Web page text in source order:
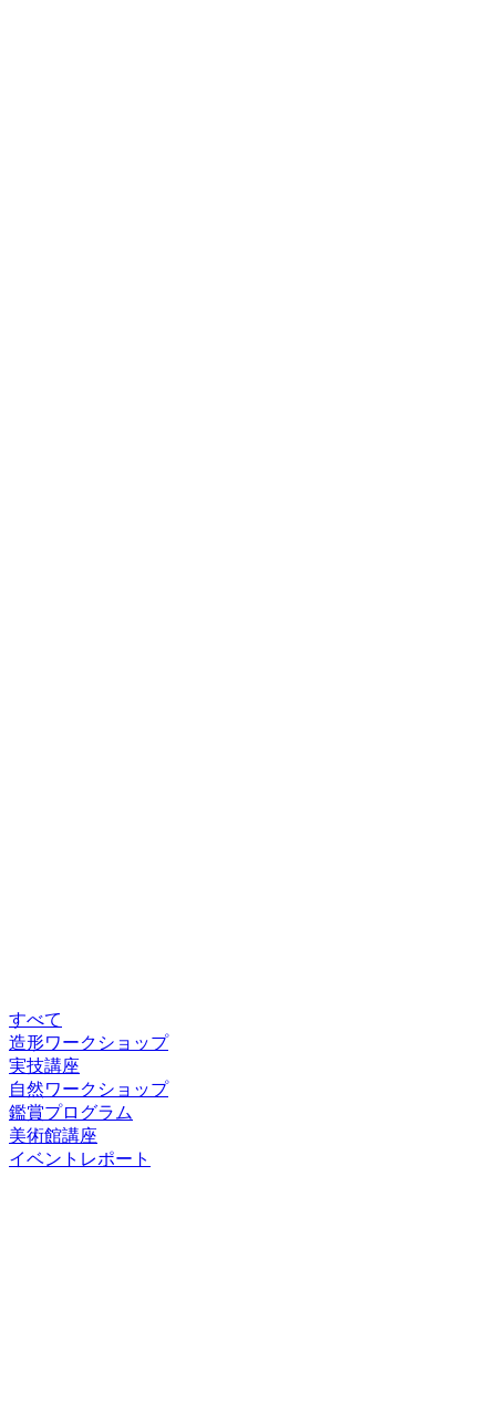
すべて
造形ワークショップ
実技講座
自然ワークショップ
鑑賞プログラム
美術館講座
イベントレポート